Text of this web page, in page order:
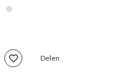
Delen